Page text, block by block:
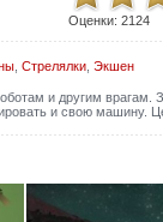
Оценки: 2124
, Стрелялки, Экшен
и другим врагам.
и свою машину.